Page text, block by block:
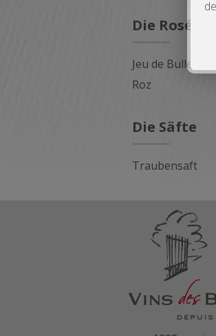
Die Rosé-
Jeu de Bulles
Roz
Die Säfte
Traubensaft